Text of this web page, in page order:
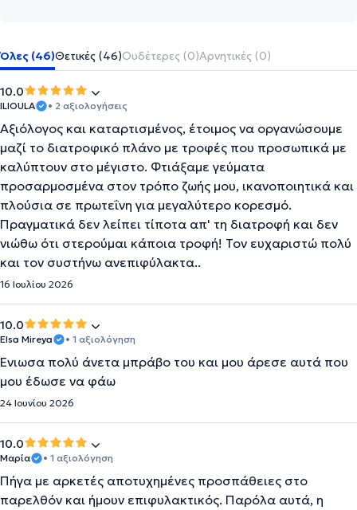
Όλες (46)Θετικές (46)Ουδέτερες (0)Αρνητικές (0)
10.0
ILIOULA • 2 αξιολογήσεις
Αξιόλογος και καταρτισμένος, έτοιμος να οργανώσουμε
μαζί το διατροφικό πλάνο με τροφές που προσωπικά με
καλύπτουν στο μέγιστο. Φτιάξαμε γεύματα
προσαρμοσμένα στον τρόπο ζωής μου, ικανοποιητικά και
πλούσια σε πρωτεΐνη για μεγαλύτερο κορεσμό.
Πραγματικά δεν λείπει τίποτα απ' τη διατροφή και δεν
νιώθω ότι στερούμαι κάποια τροφή! Τον ευχαριστώ πολύ
και τον συστήνω ανεπιφύλακτα..
16 Ιουλίου 2026
10.0
Εlsa Mireya • 1 αξιολόγηση
Ένιωσα πολύ άνετα μπράβο του και μου άρεσε αυτά που
μου έδωσε να φάω
24 Ιουνίου 2026
10.0
Μαρία • 1 αξιολόγηση
Πήγα με αρκετές αποτυχημένες προσπάθειες στο
παρελθόν και ήμουν επιφυλακτικός. Παρόλα αυτά, η